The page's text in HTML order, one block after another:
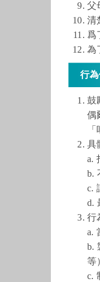
父
清
爲
為
行
鼓
偶
具
a.
b.
c.
d.
行
a.
b.
等
c.